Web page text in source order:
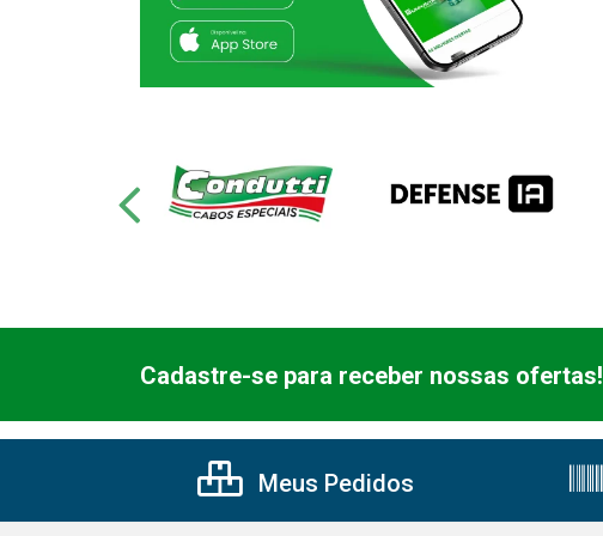
Cadastre-se para receber nossas ofertas!
Meus Pedidos